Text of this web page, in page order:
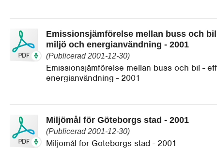
Emissionsjämförelse mellan buss och
miljö och energianvändning - 2001
(Publicerad 2001-12-30)
Emissionsjämförelse mellan buss och bil -
energianvändning - 2001
Miljömål för Göteborgs stad - 2001
(Publicerad 2001-12-30)
Miljömål för Göteborgs stad - 2001